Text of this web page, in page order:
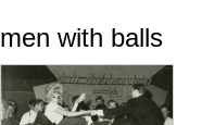
men with balls